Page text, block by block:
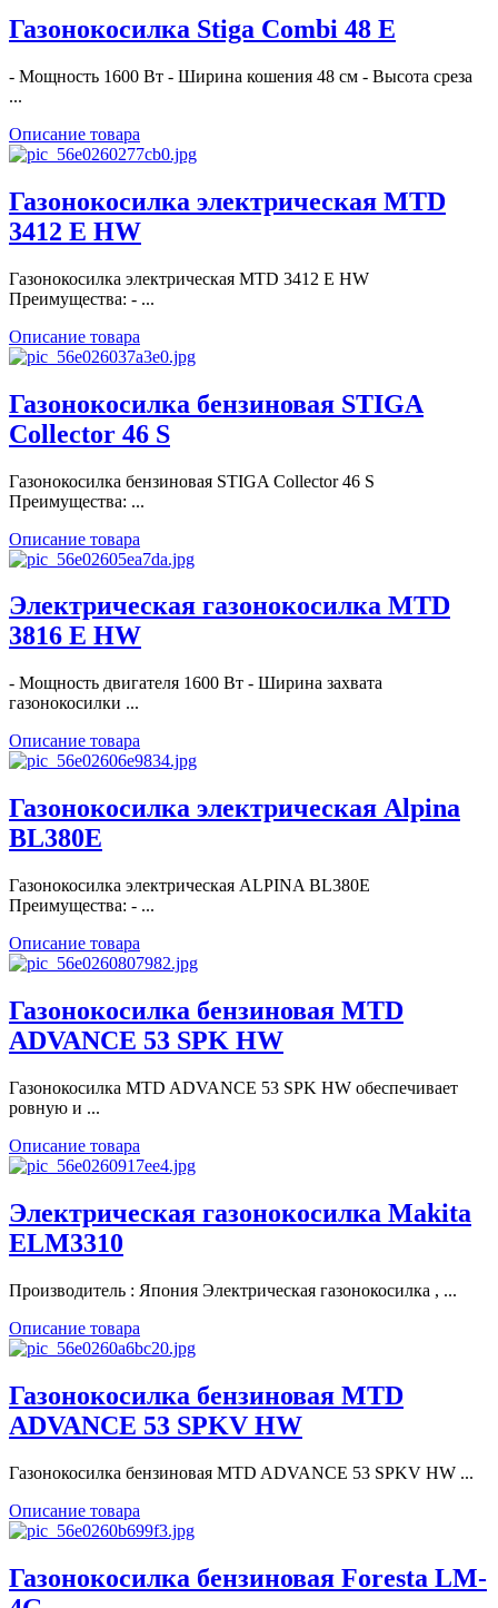
Газонокосилка Stiga Combi 48 E
- Мощность 1600 Вт - Ширина кошения 48 см - Высота среза
...
Описание товара
Газонокосилка электрическая MTD
3412 E HW
Газонокосилка электрическая MTD 3412 E HW
Преимущества: - ...
Описание товара
Газонокосилка бензиновая STIGA
Collector 46 S
Газонокосилка бензиновая STIGA Collector 46 S
Преимущества: ...
Описание товара
Электрическая газонокосилка MTD
3816 E HW
- Мощность двигателя 1600 Вт - Ширина захвата
газонокосилки ...
Описание товара
Газонокосилка электрическая Alpina
BL380E
Газонокосилка электрическая ALPINA BL380E
Преимущества: - ...
Описание товара
Газонокосилка бензиновая MTD
ADVANCE 53 SPK HW
Газонокосилка MTD ADVANCE 53 SPK HW обеспечивает
ровную и ...
Описание товара
Электрическая газонокосилка Makita
ELM3310
Производитель : Япония Электрическая газонокосилка , ...
Описание товара
Газонокосилка бензиновая MTD
ADVANCE 53 SPKV HW
Газонокосилка бензиновая MTD ADVANCE 53 SPKV HW ...
Описание товара
Газонокосилка бензиновая Foresta LM-